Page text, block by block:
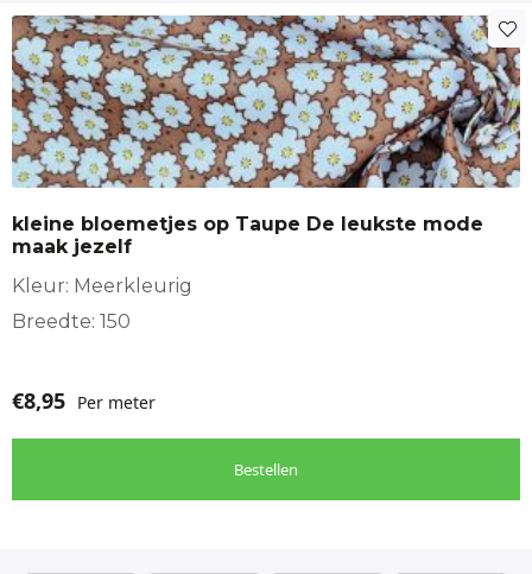
kleine bloemetjes op Taupe De leukste mode
maak jezelf
Kleur: Meerkleurig
Breedte: 150
€8,95 Per meter
Bestellen